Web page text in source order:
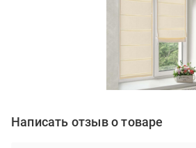
Написать отзыв о товаре